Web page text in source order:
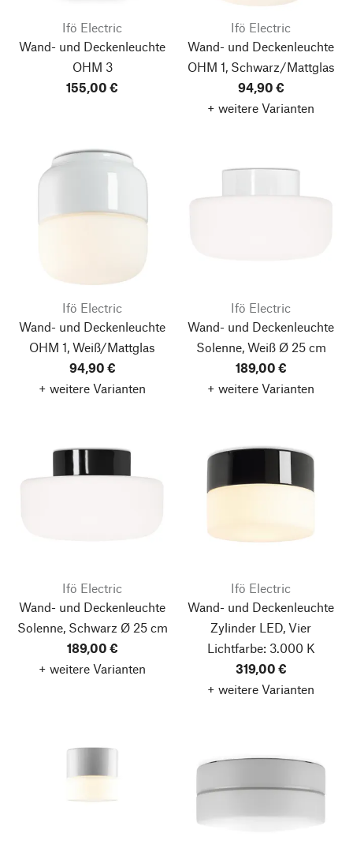
Ifö Electric
Wand- und Deckenleuchte
OHM 3
155,00 €
Ifö Electric
Wand- und Deckenleuchte
OHM 1, Schwarz/Mattglas
94,90 €
+ weitere Varianten
Ifö Electric
Wand- und Deckenleuchte
OHM 1, Weiß/Mattglas
94,90 €
+ weitere Varianten
Ifö Electric
Wand- und Deckenleuchte
Solenne, WeißØ 25 cm
189,00 €
+ weitere Varianten
Ifö Electric
Wand- und Deckenleuchte
Solenne, Schwarz Ø 25 cm
189,00 €
+ weitere Varianten
Ifö Electric
Wand- und Deckenleuchte
Zylinder LED, Vier
Lichtfarbe: 3.000 K
319,00 €
+ weitere Varianten